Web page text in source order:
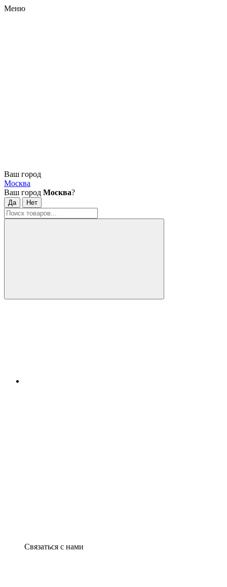
Меню
Ваш город
Москва
Ваш город Москва?
Связаться с нами